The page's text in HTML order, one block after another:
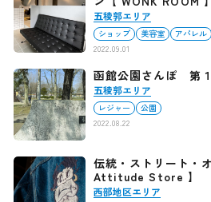
五稜郭エリア
ショップ 美容室
アパレル
2022.09.01
函館公園さんぽ 第
五稜郭エリア
レジャー
公園
2022.08.22
伝統・ストリート・
Attitude Store 】
西部地区エリア